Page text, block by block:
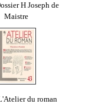
H Joseph de
Maistre
du roman